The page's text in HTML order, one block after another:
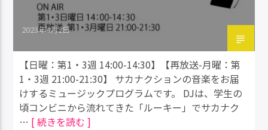
2023年4月2日
【日曜：第1・3週 14:00-14:30】【再放送-月曜：第
1・3週 21:00-21:30】 サカナクションの音楽をお届
けするミュージックプログラムです。 DJは、学生の
頃コンビニから流れてきた「ルーキー」でサカナク
… [ 続きを読む ]